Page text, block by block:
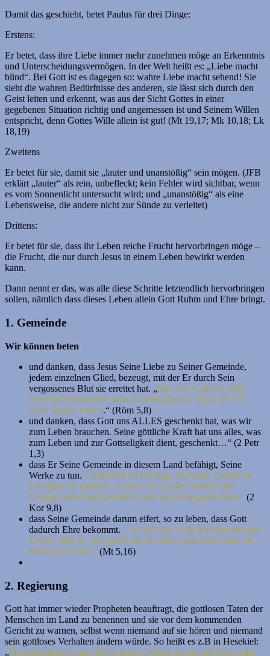
Damit das geschieht, betet Paulus für drei Dinge:
Erstens:
Er betet, dass ihre Liebe immer mehr zunehmen möge an Erkenntnis
und Unterscheidungsvermögen. In der Welt heißt es: „Liebe macht
blind“. Bei Gott ist es dagegen so: wahre Liebe macht sehend! Sie
sieht die wahren Bedürfnisse des anderen, sie lässt sich durch den
Geist leiten und erkennt, was aus der Sicht Gottes in einer
gegebenen Situation richtig und angemessen ist und Seinem Willen
entspricht, denn Gottes Wille allein ist gut! (Mt 19,17; Mk 10,18; Lk
18,19)
Zweitens
Er betet für sie, damit sie „lauter und unanstößig“ sein mögen. (JFB
erklärt „lauter“ als rein, unbefleckt; kein Fehler wird sichtbar, wenn
es vom Sonnenlicht untersucht wird; und „unanstößig“ als eine
Lebensweise, die andere nicht zur Sünde zu verleitet)
Drittens:
Er betet für sie, dass ihr Leben reiche Frucht hervorbringen möge –
die Frucht, die nur durch Jesus in einem Leben bewirkt werden
kann.
Dann nennt er das, was alle diese Schritte letztendlich hervorbringen
sollen, nämlich dass dieses Leben allein Gott Ruhm und Ehre bringt.
1. Gemeinde
Wir können beten
und danken, dass Jesus Seine Liebe zu Seiner Gemeinde,
jedem einzelnen Glied, bezeugt, mit der Er durch Sein
vergossenes Blut sie errettet hat. „Wie sehr Gott uns liebt,
beweist er uns damit, dass Christus für uns starb, als wir
noch Sünder waren.“ (Röm 5,8)
und danken, dass Gott uns ALLES geschenkt hat, was wir
zum Leben brauchen. Seine göttliche Kraft hat uns alles, was
zum Leben und zur Gottseligkeit dient, geschenkt…“ (2 Petr
1,3)
dass Er Seine Gemeinde in diesem Land befähigt, Seine
Werke zu tun.
„Gott aber ist mächtig, euch jede Gnade im
Überfluss zu spenden, so dass ihr in allem allezeit alle
Genüge habet und überreich seiet zu jedem guten Werk“ (2
Kor 9,8)
dass Seine Gemeinde darum eifert, so zu leben, dass Gott
dadurch Ehre bekommt.
„So soll euer Licht leuchten vor den
Leuten, daß sie eure guten Werke sehen und euren Vater im
Himmel preisen.“ (Mt 5,16)
2. Regierung
Gott hat immer wieder Propheten beauftragt, die gottlosen Taten der
Menschen im Land zu benennen und sie vor dem kommenden
Gericht zu warnen, selbst wenn niemand auf sie hören und niemand
sein gottloses Verhalten ändern würde. So heißt es z.B in Hesekiel:
„Du sollst ihnen meine Worte sagen, mögen sie darauf hören oder